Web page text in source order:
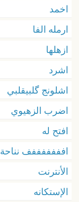
اخمد
ارمله الفا
ازهلها
اشرد
اشلونج گلبيقلبي
اضرب الزهيوي
افتح له
افففففففف نناحة
الأنترنت
الإستكانه